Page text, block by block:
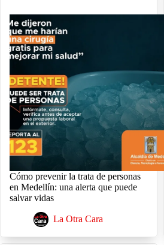
Cómo prevenir la trata de personas
en Medellín: una alerta que puede
salvar vidas
La Otra Cara